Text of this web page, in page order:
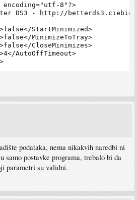
8"?>
DS3 - http://
StartMinimized>
MinimizeToTray>
CloseMinimizes>
AutoOffTimeout>
podataka, nema nikakvih naredbi ni
postavke programa, trebalo bi da
parametri su validni.